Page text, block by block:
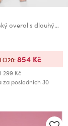
Černý dámský overal s dlouhým rukávem ORSAY
1 299 Kč
za posledních 30
854 Kč